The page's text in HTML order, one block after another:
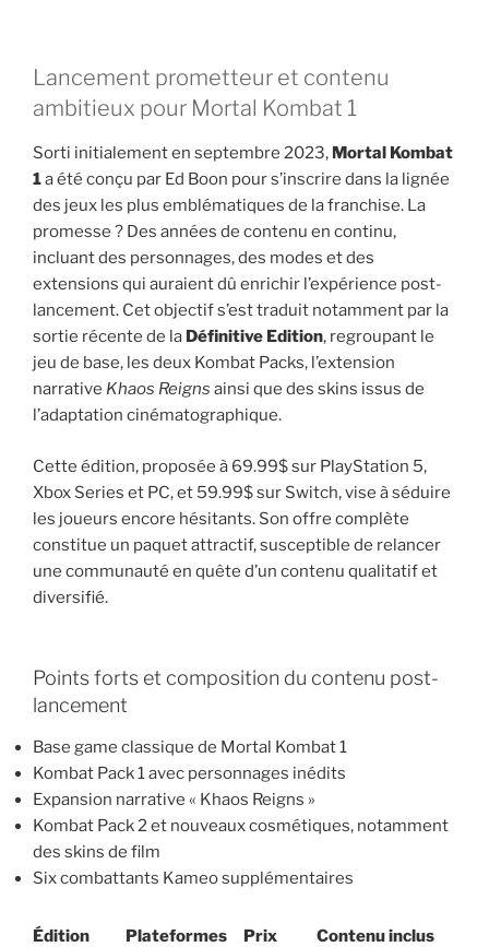
Lancement prometteur et contenu
ambitieux pour Mortal Kombat 1
Sorti initialement en septembre 2023, Mortal Kombat
1a été conçu par Ed Boon pour s’inscrire dans la lignée
des jeux les plus emblématiques de la franchise. La
promesse ? Des années de contenu en continu,
incluant des personnages, des modes et des
extensions qui auraient dû enrichir l’expérience post-
lancement. Cet objectif s’est traduit notamment par la
sortie récente de la Définitive Edition, regroupant le
jeu de base, les deux Kombat Packs, l’extension
narrative Khaos Reigns ainsi que des skins issus de
l’adaptation cinématographique.
Cette édition, proposée à 69.99$ sur PlayStation 5,
Xbox Series et PC, et 59.99$ sur Switch, vise à séduire
les joueurs encore hésitants. Son offre complète
constitue un paquet attractif, susceptible de relancer
une communauté en quête d’un contenu qualitatif et
diversifié.
Points forts et composition du contenu post-
lancement
Base game classique de Mortal Kombat 1
Kombat Pack 1 avec personnages inédits
Expansion narrative « Khaos Reigns »
Kombat Pack 2 et nouveaux cosmétiques, notamment
des skins de film
Six combattants Kameo supplémentaires
Édition Plateformes Prix Contenu inclus